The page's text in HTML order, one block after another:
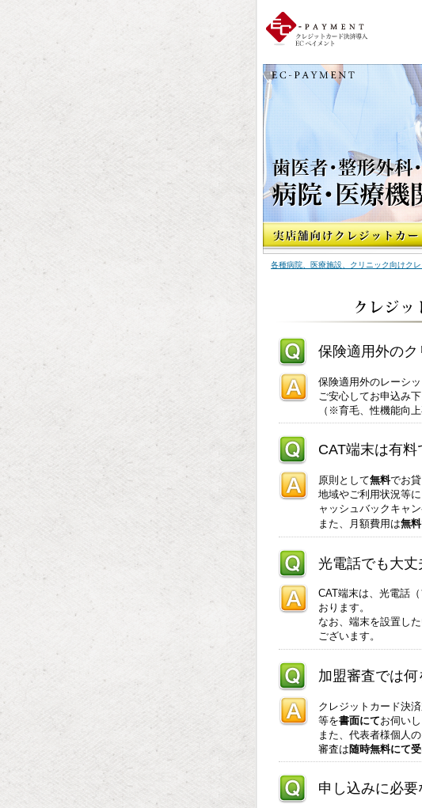
各種病院、医療施設、クリニック向けク
保険適用外のク
保険適用外のレーシ
ご安心してお申込み下
（※育毛、性機能向
CAT端末は有料
原則として無料でお
地域やご利用状況等
ャッシュバックキャ
また、月額費用は無料
光電話でも大丈
CAT端末は、光電話
おります。
なお、端末を設置し
ございます。
加盟審査では何
クレジットカード決
等を書面にてお伺い
また、代表者様個人
審査は随時無料にて
申し込みに必要